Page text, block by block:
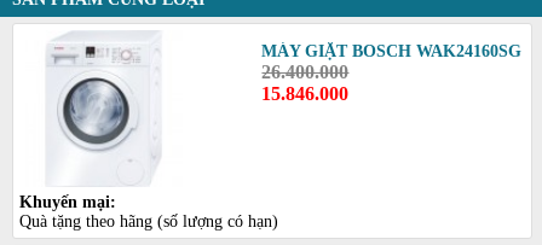
MÁY GIẶT BOSCH WAK24160SG
26.400.000
15.846.000
Khuyến mại:
Quà tặng theo hãng (số lượng có hạn)